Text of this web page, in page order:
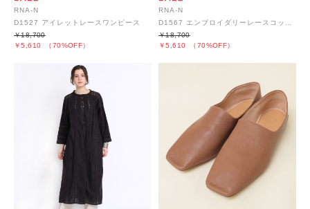
RNA-N
D1527 アイレットレースワンピース
￥5,610 （70%OFF）
￥18,700
RNA-N
￥5,610 （70%OFF）
￥18,700